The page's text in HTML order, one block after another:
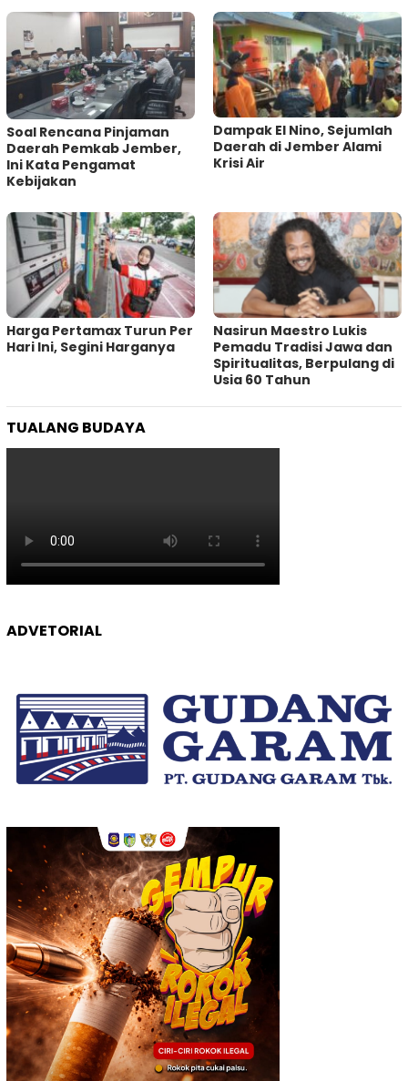
‎Soal Rencana Pinjaman
Daerah Pemkab Jember,
Ini Kata Pengamat
Kebijakan ‎
Dampak El Nino, Sejumlah
Daerah di Jember Alami
Krisi Air
Harga Pertamax Turun Per
Hari Ini, Segini Harganya
‎Nasirun Maestro Lukis
Pemadu Tradisi Jawa dan
Spiritualitas, Berpulang di
Usia 60 Tahun
TUALANG BUDAYA
ADVETORIAL